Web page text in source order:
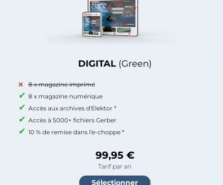
DIGITAL (Green)
8 x magazine imprimé
8 x magazine numérique
Accès aux archives d'Elektor *
Accès à 5000+ fichiers Gerber
10 % de remise dans l'e-choppe *
99,95 €
Tarif par an